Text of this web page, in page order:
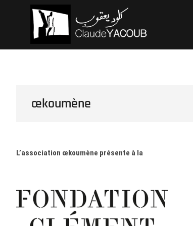
œkoumène
L’association œkoumène présente à la